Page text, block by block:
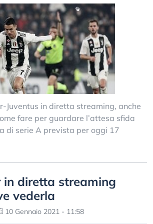
Juventus in diretta streaming, anche
fare per guardare l’attesa sfida
di serie A prevista per oggi 17
in diretta streaming
vederla
10 Gennaio 2021 - 11:58